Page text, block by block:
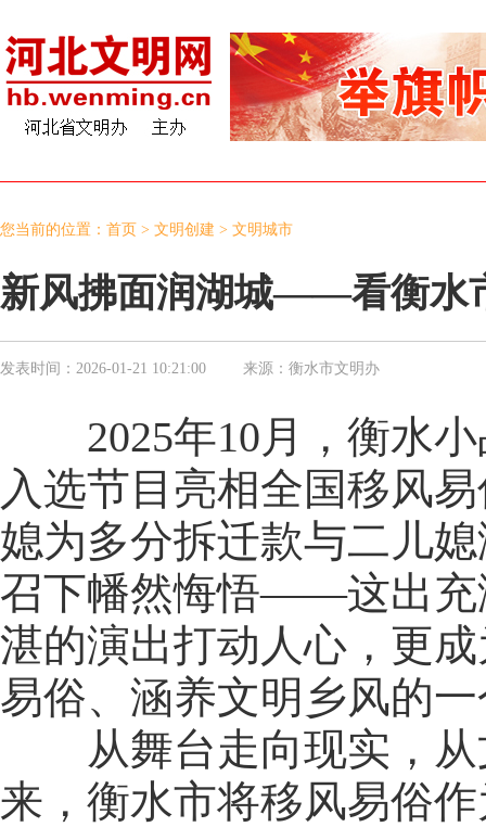
您当前的位置： 首页 > 文明创建 > 文明城市
新风拂面润湖城——看衡水
发表时间： 2026-01-21 10:21:00 来源： 衡水市文明办
2025年10月，衡水小
入选节目亮相全国移风
媳为多分拆迁款与二儿
召下幡然悔悟——这出充
湛的演出打动人心，更
易俗、涵养文明乡风的
从舞台走向现实，从
来，衡水市将移风易俗